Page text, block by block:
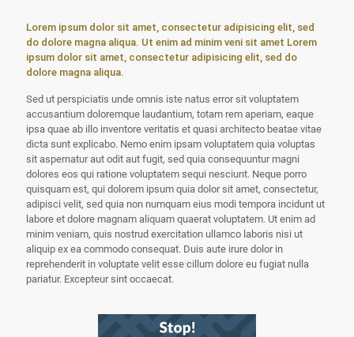
Lorem ipsum dolor sit amet, consectetur adipisicing elit, sed
do dolore magna aliqua. Ut enim ad minim veni sit amet Lorem
ipsum dolor sit amet, consectetur adipisicing elit, sed do
dolore magna aliqua.
Sed ut perspiciatis unde omnis iste natus error sit voluptatem
accusantium doloremque laudantium, totam rem aperiam, eaque
ipsa quae ab illo inventore veritatis et quasi architecto beatae vitae
dicta sunt explicabo. Nemo enim ipsam voluptatem quia voluptas
sit aspernatur aut odit aut fugit, sed quia consequuntur magni
dolores eos qui ratione voluptatem sequi nesciunt. Neque porro
quisquam est, qui dolorem ipsum quia dolor sit amet, consectetur,
adipisci velit, sed quia non numquam eius modi tempora incidunt ut
labore et dolore magnam aliquam quaerat voluptatem. Ut enim ad
minim veniam, quis nostrud exercitation ullamco laboris nisi ut
aliquip ex ea commodo consequat. Duis aute irure dolor in
reprehenderit in voluptate velit esse cillum dolore eu fugiat nulla
pariatur. Excepteur sint occaecat.